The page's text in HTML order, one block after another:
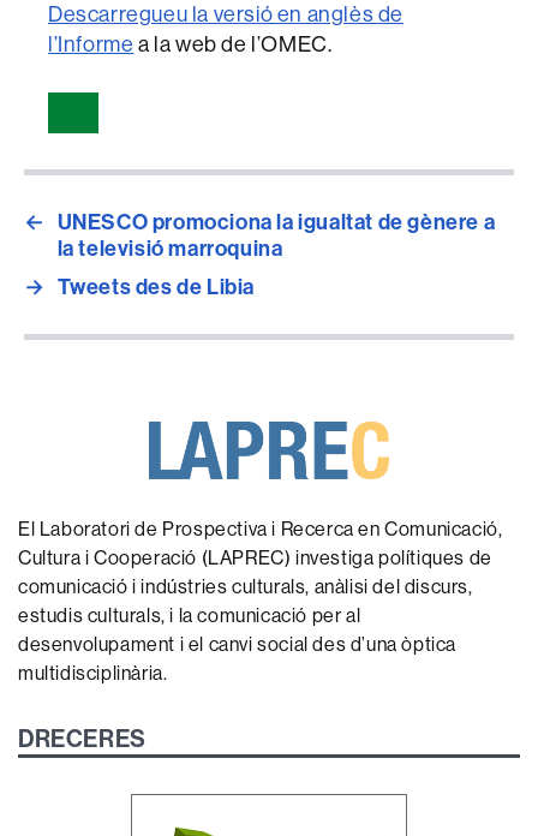
Descarregueu la versió en anglès de
l’Informe a la web de l’OMEC.
← UNESCO promociona la igualtat de gènere a
la televisió marroquina
→ Tweets des de Libia
El Laboratori de Prospectiva i Recerca en Comunicació,
Cultura i Cooperació (LAPREC) investiga polítiques de
comunicació i indústries culturals, anàlisi del discurs,
estudis culturals, i la comunicació per al
desenvolupament i el canvi social des d’una òptica
multidisciplinària.
DRECERES